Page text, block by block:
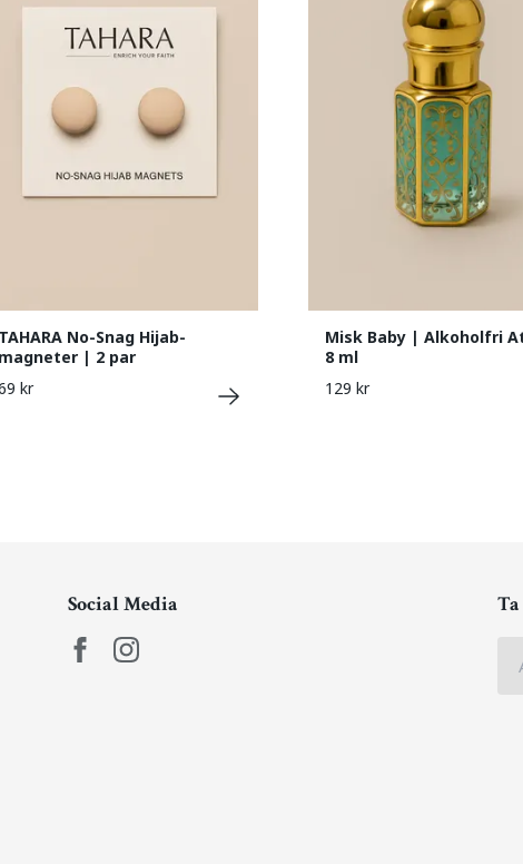
TAHARA No-Snag Hijab-
magneter | 2 par
kr
Misk Baby | Alkoholfri
8 ml
129 kr
Social Media